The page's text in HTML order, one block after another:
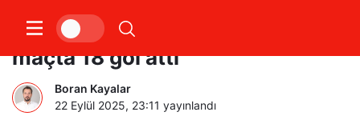
Galatasaray, Süper Lig’de 6
maçta 18 gol attı
Boran Kayalar
22 Eylül 2025, 23:11 yayınlandı